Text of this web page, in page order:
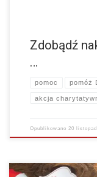
Zdobądź
…
pomoc pomóż
akcja
Opublikowano20